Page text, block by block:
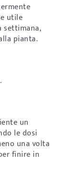
utile
settimana,
pianta.
un
le dosi
una volta
finire in